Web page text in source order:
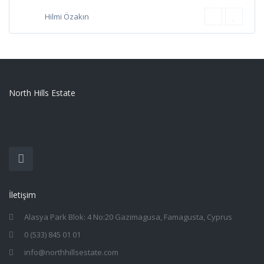
Hilmi Özakın
North Hills Estate
İletişim
Alasya Park Blok: 4 No:20 Gazimagusa, Famagusta, Cyprus
0 (533) 845 01 01
info@northhillsestate.com